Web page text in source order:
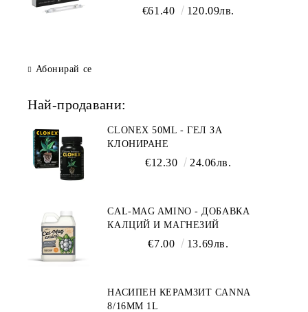
осветление€61.40 120.09лв.
Абонирай се
Най-продавани:
CLONEX 50ML - ГЕЛ ЗА
КЛОНИРАНЕ
€12.30 24.06лв.
CAL-MAG AMINO - ДОБАВКА
КАЛЦИЙ И МАГНЕЗИЙ
€7.00 13.69лв.
НАСИПЕН КЕРАМЗИТ CANNA
8/16ММ 1L